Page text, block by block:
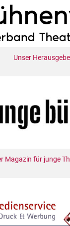
Unser
Magazin für junge